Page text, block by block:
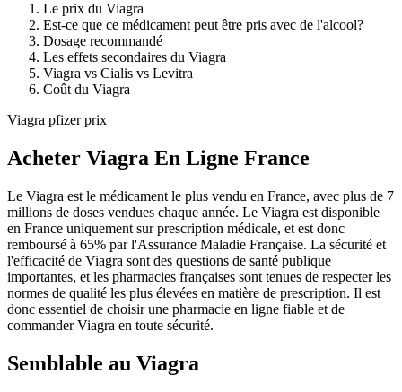
Le prix du Viagra
Est-ce que ce médicament peut être pris avec de l'alcool?
Dosage recommandé
Les effets secondaires du Viagra
Viagra vs Cialis vs Levitra
Coût du Viagra
Viagra pfizer prix
Acheter Viagra En Ligne France
Le Viagra est le médicament le plus vendu en France, avec plus de 7
millions de doses vendues chaque année. Le Viagra est disponible
en France uniquement sur prescription médicale, et est donc
remboursé à 65% par l'Assurance Maladie Française. La sécurité et
l'efficacité de Viagra sont des questions de santé publique
importantes, et les pharmacies françaises sont tenues de respecter les
normes de qualité les plus élevées en matière de prescription. Il est
donc essentiel de choisir une pharmacie en ligne fiable et de
commander Viagra en toute sécurité.
Semblable au Viagra